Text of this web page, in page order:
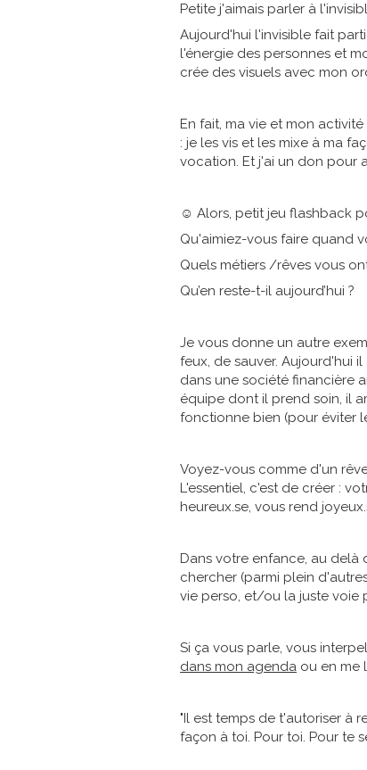
Petite j'aimais parler à
Aujourd'hui l'invisible fait
l'énergie des personnes et
crée des visuels avec mon
En fait, ma vie et mon
: je les vis et les mixe à ma
vocation. Et j'ai un don pour
☺️ Alors, petit jeu flashback
Qu'aimiez-vous faire quand
Quels métiers /rêves vous
Qu’en reste-t-il aujourd’hui ?
Je vous donne un autre
feux, de sauver. Aujourd'hui
dans une société financière
équipe dont il prend soin, il
fonctionne bien (pour éviter
Voyez-vous comme d'un
L'essentiel, c'est de créer :
heureux.se, vous rend
Dans votre enfance, au delà
chercher (parmi plein
vie perso, et/ou la juste voie
Si ça vous parle, vous
dans mon agenda ou en me
"Il est temps de t'autoriser à
façon à toi. Pour toi. Pour te